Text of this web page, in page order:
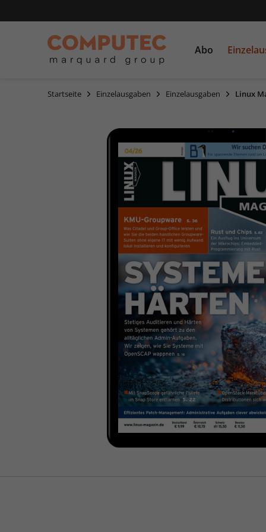
Abo
LinuxUser
Startseite Einzelausgaben Einzelausgaben Linux